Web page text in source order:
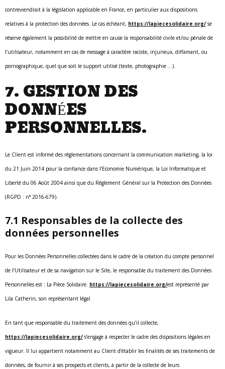
contreviendrait à la législation applicable en France, en particulier aux dispositions
relatives à la protection des données. Le cas échéant, https://lapiecesolidaire.org/ se
réserve également la possibilité de mettre en cause la responsabilité civile et/ou pénale de
l’utilisateur, notamment en cas de message à caractère raciste, injurieux, diffamant, ou
pornographique, quel que soit le support utilisé (texte, photographie …).
7. GESTION DES
DONNÉES
PERSONNELLES.
Le Client est informé des réglementations concernant la communication marketing, la loi
du 21 Juin 2014 pour la confiance dans l’Economie Numérique, la Loi Informatique et
Liberté du 06 Août 2004 ainsi que du Règlement Général sur la Protection des Données
(RGPD : n° 2016-679).
7.1 Responsables de la collecte des
données personnelles
Pour les Données Personnelles collectées dans le cadre de la création du compte personnel
de l’Utilisateur et de sa navigation sur le Site, le responsable du traitement des Données
Personnelles est : La Pièce Solidaire. https://lapiecesolidaire.org/est représenté par
Lila Catherin, son représentant légal
En tant que responsable du traitement des données qu’il collecte,
https://lapiecesolidaire.org/ s’engage à respecter le cadre des dispositions légales en
vigueur. Il lui appartient notamment au Client d’établir les finalités de ses traitements de
données, de fournir à ses prospects et clients, à partir de la collecte de leurs